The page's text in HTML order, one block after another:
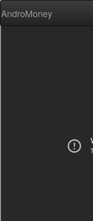
AndroMoney